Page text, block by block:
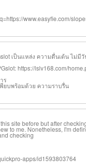
www.easyfie.com/
เป็นแหล่ง ความตื่นเต้น ไม่
https://lslv168.com/
ร
ยบพร้อมด้วย ความราบรื่น
site before but after
to me. Nonetheless, I'm
checking
apps/id1593803764